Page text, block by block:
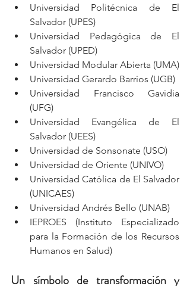
Universidad Politécnica de El
Salvador (UPES)
Universidad Pedagógica de El
Salvador (UPED)
Universidad Modular Abierta (UMA)
Universidad Gerardo Barrios (UGB)
Universidad Francisco Gavidia
(UFG)
Universidad Evangélica de El
Salvador (UEES)
Universidad de Sonsonate (USO)
Universidad de Oriente (UNIVO)
Universidad Católica de El Salvador
(UNICAES)
Universidad Andrés Bello (UNAB)
IEPROES (Instituto Especializado
para la Formación de los Recursos
Humanos en Salud)
Un símbolo de transformación y